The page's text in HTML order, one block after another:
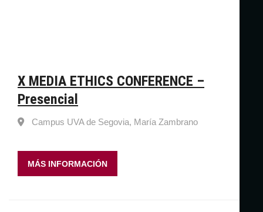
X MEDIA ETHICS CONFERENCE –
Presencial
Campus UVA de Segovia, María Zambrano
MÁS INFORMACIÓN